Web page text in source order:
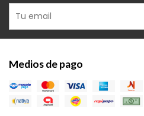
Medios de pago